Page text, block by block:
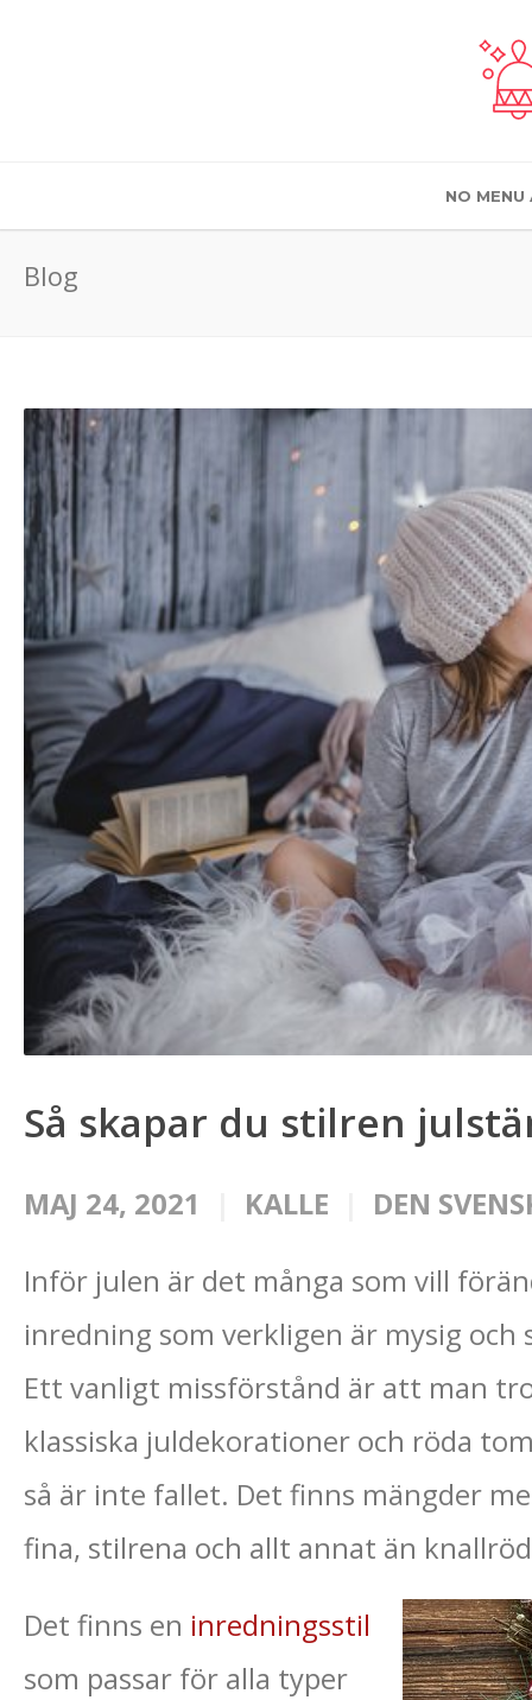
NO MENU
Blog
Så skapar du stilren
MAJ 24, 2021 KALLE DEN
Inför julen är det många som vill
inredning som verkligen är mysig
Ett vanligt missförstånd är att man
klassiska juldekorationer och röda
så är inte fallet. Det finns mängder
fina, stilrena och allt annat än
Det finns en inredningsstil
som passar för alla typer